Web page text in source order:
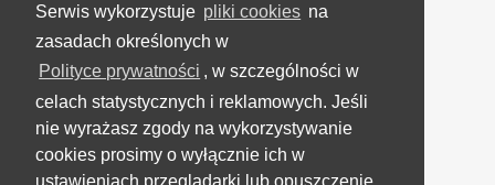
Serwis wykorzystuje pliki cookies na
zasadach określonych w
Polityce prywatności , w szczególności w
celach statystycznych i reklamowych. Jeśli
nie wyrażasz zgody na wykorzystywanie
cookies prosimy o wyłącznie ich w
ustawieniach przeglądarki lub opuszczenie
BĄDŹ NA BIEŻĄCO
Facebook
Grupa Testerzy Videotestów
YouTube